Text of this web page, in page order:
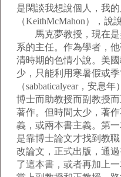
是閑談我想說個人，我
（KeithMcMahon），說
馬克夢教授，現在是
系的主任。作為學者，
清時期的色情小說。美
少，只能利用寒暑假或
（sabbaticalyear，安息
博士而助教授而副教授
著作。但時間太少，著
義，或兩本書主義。第
是靠博士論文才找到教
改論文，正式出版，通
了這本書，或者再加上